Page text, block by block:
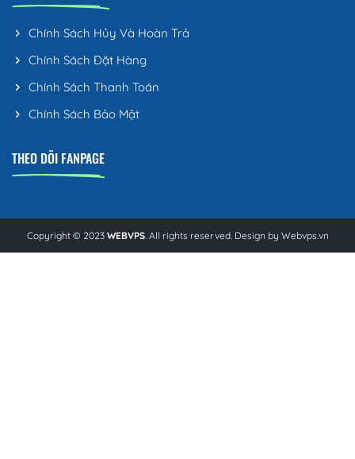
Chính Sách Hủy Và Hoàn Trả
Chính Sách Đặt Hàng
Chính Sách Thanh Toán
Chính Sách Bảo Mật
THEO DÕI FANPAGE
Copyright © 2023 WEBVPS. All rights reserved. Design by Webvps.vn